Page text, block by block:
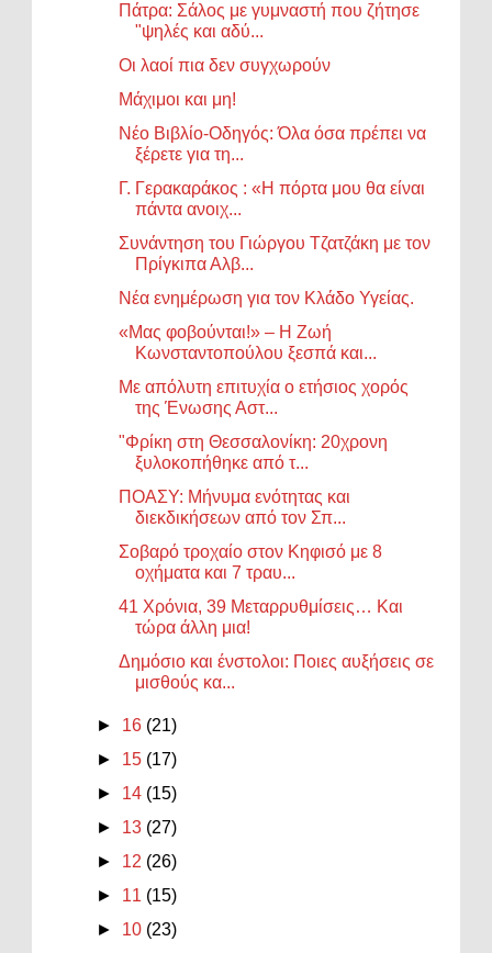
Πάτρα: Σάλος με γυμναστή που ζήτησε
"ψηλές και αδύ...
Οι λαοί πια δεν συγχωρούν
Μάχιμοι και μη!
Νέο Βιβλίο-Οδηγός: Όλα όσα πρέπει να
ξέρετε για τη...
Γ. Γερακαράκος : «Η πόρτα μου θα είναι
πάντα ανοιχ...
Συνάντηση του Γιώργου Τζατζάκη με τον
Πρίγκιπα Αλβ...
Νέα ενημέρωση για τον Κλάδο Υγείας.
«Μας φοβούνται!» – Η Ζωή
Κωνσταντοπούλου ξεσπά και...
Με απόλυτη επιτυχία ο ετήσιος χορός
της Ένωσης Αστ...
"Φρίκη στη Θεσσαλονίκη: 20χρονη
ξυλοκοπήθηκε από τ...
ΠΟΑΣΥ: Μήνυμα ενότητας και
διεκδικήσεων από τον Σπ...
Σοβαρό τροχαίο στον Κηφισό με 8
οχήματα και 7 τραυ...
41 Χρόνια, 39 Μεταρρυθμίσεις… Και
τώρα άλλη μια!
Δημόσιο και ένστολοι: Ποιες αυξήσεις σε
μισθούς κα...
► 16 (21)
► 15 (17)
► 14 (15)
► 13 (27)
► 12 (26)
► 11 (15)
► 10 (23)